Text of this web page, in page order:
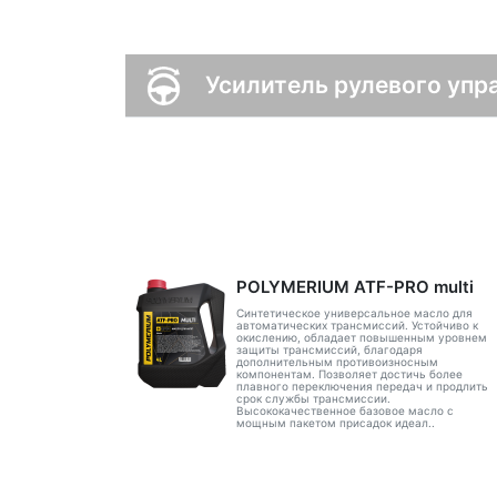
Усилитель рулевого
POLYMERIUM ATF-PRO multi
Синтетическое универсальное масло для
автоматических трансмиссий. Устойчиво к
окислению, обладает повышенным уровнем
защиты трансмиссий, благодаря
дополнительным противоизносным
компонентам. Позволяет достичь более
плавного переключения передач и продлить
срок службы трансмиссии.
Высококачественное базовое масло с
мощным пакетом присадок идеал..